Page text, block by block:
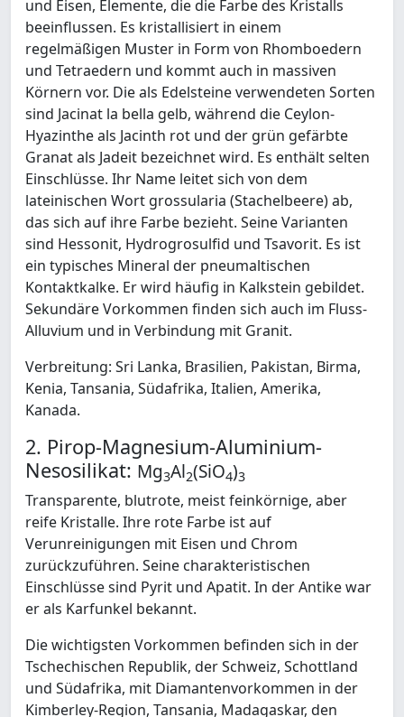
und Eisen, Elemente, die die Farbe des Kristalls
beeinflussen. Es kristallisiert in einem
regelmäßigen Muster in Form von Rhomboedern
und Tetraedern und kommt auch in massiven
Körnern vor. Die als Edelsteine verwendeten Sorten
sind Jacinat la bella gelb, während die Ceylon-
Hyazinthe als Jacinth rot und der grün gefärbte
Granat als Jadeit bezeichnet wird. Es enthält selten
Einschlüsse. Ihr Name leitet sich von dem
lateinischen Wort grossularia (Stachelbeere) ab,
das sich auf ihre Farbe bezieht. Seine Varianten
sind Hessonit, Hydrogrosulfid und Tsavorit. Es ist
ein typisches Mineral der pneumaltischen
Kontaktkalke. Er wird häufig in Kalkstein gebildet.
Sekundäre Vorkommen finden sich auch im Fluss-
Alluvium und in Verbindung mit Granit.
Verbreitung: Sri Lanka, Brasilien, Pakistan, Birma,
Kenia, Tansania, Südafrika, Italien, Amerika,
Kanada.
2. Pirop-Magnesium-Aluminium-
Nesosilikat: Mg3Al2(SiO4)3
Transparente, blutrote, meist feinkörnige, aber
reife Kristalle. Ihre rote Farbe ist auf
Verunreinigungen mit Eisen und Chrom
zurückzuführen. Seine charakteristischen
Einschlüsse sind Pyrit und Apatit. In der Antike war
er als Karfunkel bekannt.
Die wichtigsten Vorkommen befinden sich in der
Tschechischen Republik, der Schweiz, Schottland
und Südafrika, mit Diamantenvorkommen in der
Kimberley-Region, Tansania, Madagaskar, den